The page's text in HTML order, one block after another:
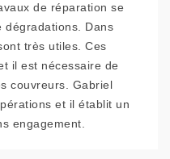
de réparation se
dégradations. Dans
très utiles. Ces
il est nécessaire de
couvreurs. Gabriel
et il établit un
engagement.